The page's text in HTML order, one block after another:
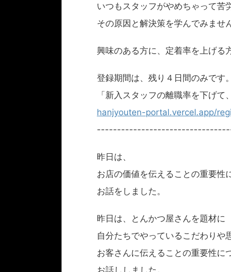
いつもスタッフがやめちゃって苦
その原因と解決策を学んでみませ
興味のある方に、定着率を上げる
登録期間は、残り４日間のみです
「新入スタッフの離職率を下げて
hanjyouten-portal.vercel.app/
昨日は、
お店の価値を伝えることの重要性
お話をしました。
昨日は、とんかつ屋さんを題材に
自分たちでやっているこだわりや
お客さんに伝えることの重要性に
お話ししました。